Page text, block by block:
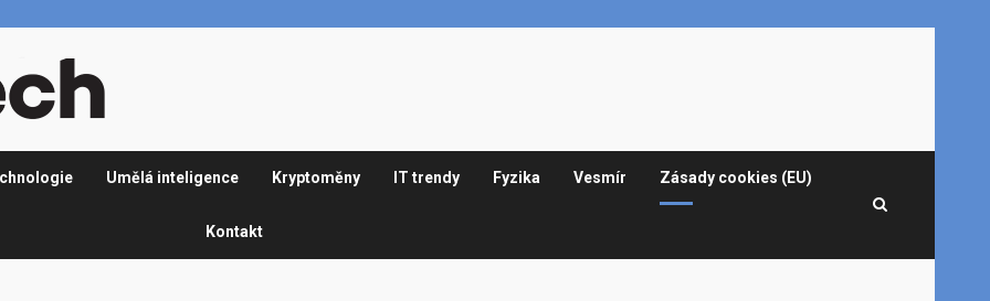
Umělá inteligence Kryptoměny IT trendy Fyzika Vesmír Zásady cookies (EU)
Kontakt